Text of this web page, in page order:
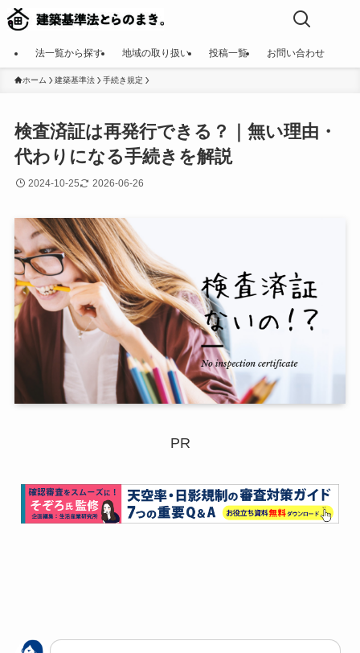
法一覧から探す 地域の取り扱い 投稿一覧 お問い合わせ
ホーム 建築基準法 手続き規定
検査済証は再発行できる？｜無い理由・
代わりになる手続きを解説
2024-10-25 2026-06-26
PR